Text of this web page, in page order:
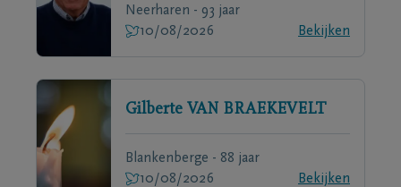
Neerharen - 93 jaar
10/08/2026
Bekijken
Gilberte VAN BRAEKEVELT
Blankenberge - 88 jaar
10/08/2026
Bekijken